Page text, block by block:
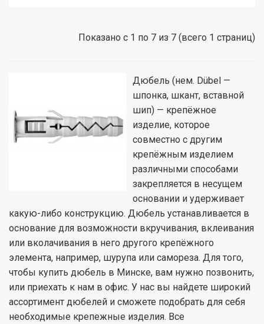
Показано с 1 по 7 из 7 (всего 1 страниц)
Дюбель (нем. Dübel —
шпонка, шкант, вставной
шип) — крепёжное
изделие, которое
совместно с другим
крепёжным изделием
различными способами
закрепляется в несущем
основании и удерживает
какую-либо конструкцию. Дюбель устанавливается в
основание для возможности вкручивания, вклеивания
или вколачивания в него другого крепёжного
элемента, например, шурупа или самореза. Для того,
чтобы купить дюбель в Минске, вам нужно позвонить,
или приехать к нам в офис. У нас вы найдете широкий
ассортимент дюбелей и сможете подобрать для себя
необходимые крепежные изделия. Все